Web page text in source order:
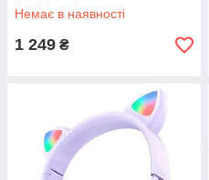
Немає в наявності
1 249 ₴